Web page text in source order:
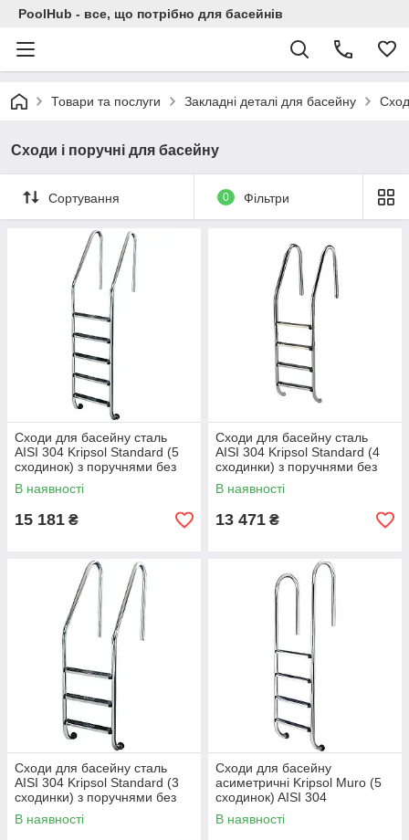
PoolHub - все, що потрібно для басейнів
Товари та послуги Закладні деталі для басейну
Сходи і поручні для басейну
Сортування 0 Фільтри
Сходи для басейну сталь
AISI 304 Kripsol Standard (5
сходинок) з поручнями без
платформи
В наявності
15 181 ₴
Сходи для басейну сталь
AISI 304 Kripsol Standard (4
сходинки) з поручнями без
платформи
В наявності
13 471 ₴
Сходи для басейну сталь
AISI 304 Kripsol Standard (3
сходинки) з поручнями без
платформи
В наявності
Сходи для басейну
асиметричні Kripsol Muro (5
сходинок) AISI 304
В наявності